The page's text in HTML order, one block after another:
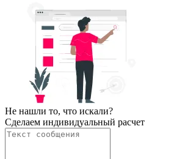
Не нашли то, что искали?
Сделаем индивидуальный расчет